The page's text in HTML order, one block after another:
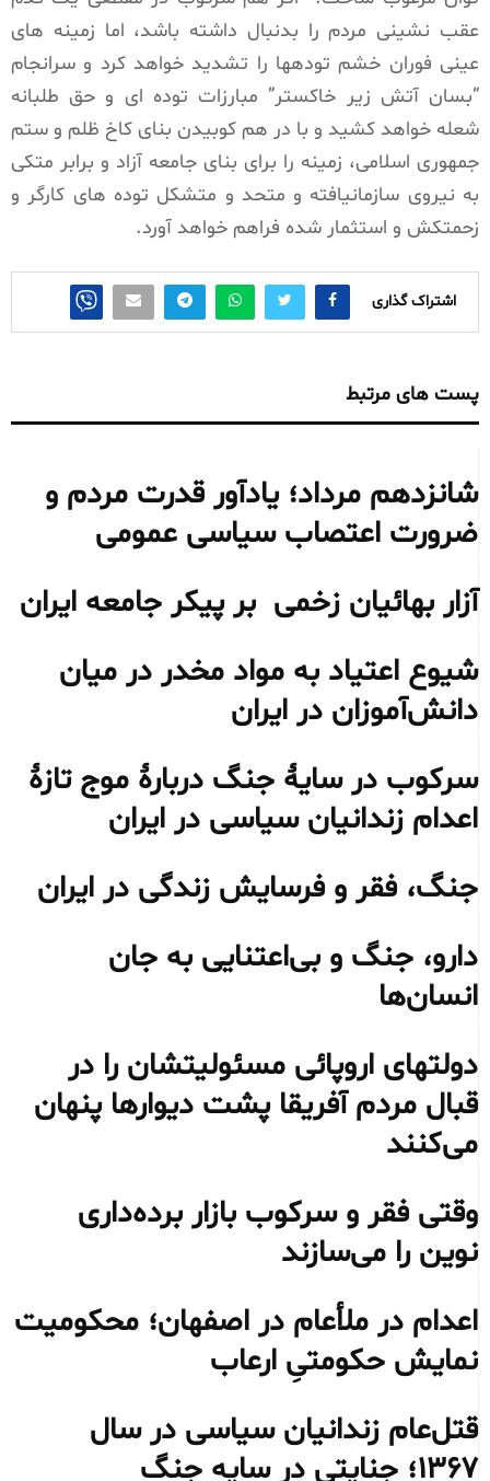
عقب نشینی مردم را بدنبال داشته باشد، اما زمینه های
عینی فوران خشم تودهها را تشدید خواهد کرد و سرانجام
“بسان آتش زیر خاکستر” مبارزات توده ای و حق طلبانه
شعله خواهد کشید و با در هم کوبیدن بنای کاخ ظلم و ستم
جمهوری اسلامی، زمینه را برای بنای جامعه آزاد و برابر متکی
به نیروی سازمانیافته و متحد و متشکل توده های کارگر و
زحمتکش و استثمار شده فراهم خواهد آورد.
اشتراک گذاری
پست های مرتبط
شانزدهم مرداد؛ یادآور قدرت مردم و
ضرورت اعتصاب سیاسی عمومی
آزار بهائیان زخمی بر پیکر جامعه ایران
شیوع اعتیاد به مواد مخدر در میان
دانش‌آموزان در ایران
سرکوب در سایهٔ جنگ دربارهٔ موج تازهٔ
اعدام زندانیان سیاسی در ایران
جنگ، فقر و فرسایش زندگی در ایران
دارو، جنگ و بی‌اعتنایی به جان
انسان‌ها
دولتهای اروپائی مسئولیتشان را در
قبال مردم آفریقا پشت دیوارها پنهان
می‌کنند
وقتی فقر و سرکوب بازار برده‌داری
نوین را می‌سازند
اعدام در ملأعام در اصفهان؛ محکومیت
نمایش حکومتیِ ارعاب
قتل‌عام زندانیان سیاسی در سال
۱۳۶۷؛ جنایتی در سایه جنگ